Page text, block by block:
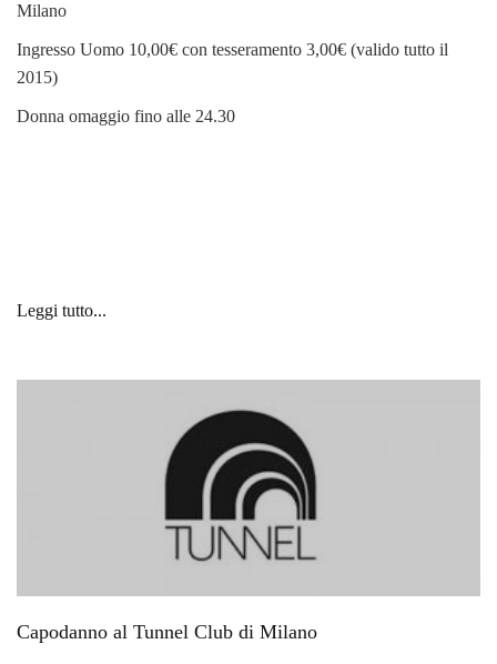
Milano
Ingresso Uomo 10,00€ con tesseramento 3,00€ (valido tutto il
2015)
Donna omaggio fino alle 24.30
Leggi tutto...
Capodanno al Tunnel Club di Milano